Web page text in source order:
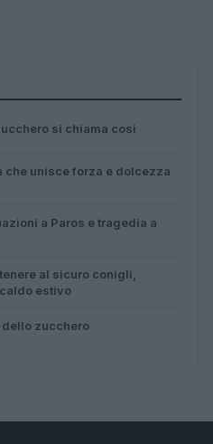
si chiama così
che unisce forza e dolcezza
a Paros e tragedia a
al sicuro conigli,
estivo
dello zucchero